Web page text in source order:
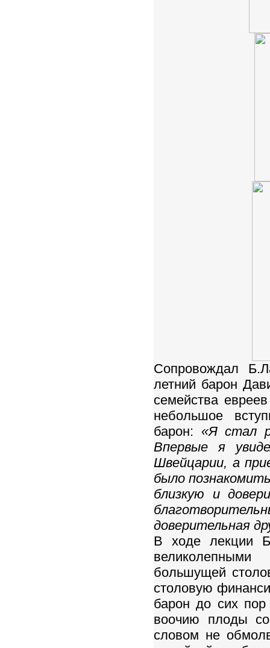
Сопровождал
летний барон
семейства
небольшое
барон: «Я стал
Впервые я
Швейцарии, а
было
близкую и
доверительная
В ходе лекции
большущей
столовую
барон до сих
воочию плоды
словом не